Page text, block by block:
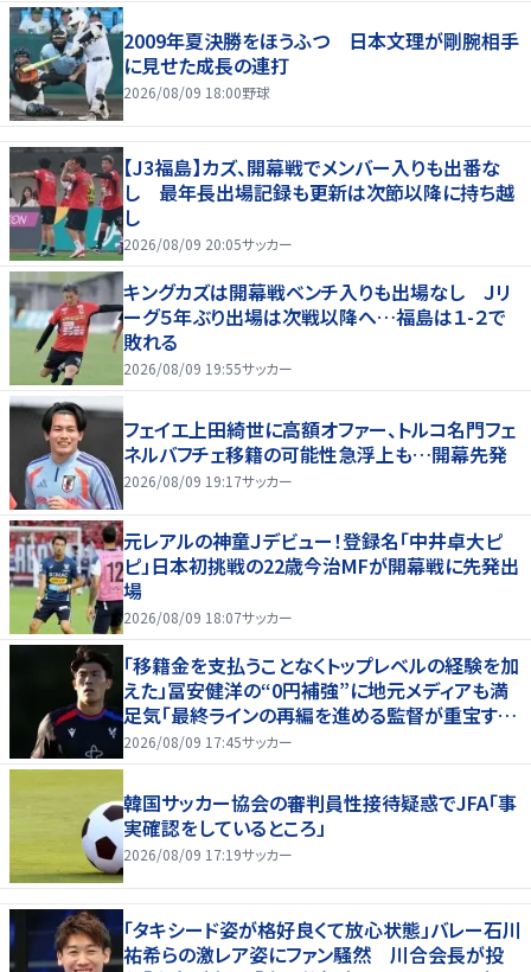
2009年夏決勝をほうふつ 日本文理が剛腕相手
に見せた成長の連打
2026/08/09 18:00野球
【J3福島】カズ、開幕戦でメンバー入りも出番な
し 最年長出場記録も更新は次節以降に持ち越
し
2026/08/09 20:05サッカー
キングカズは開幕戦ベンチ入りも出場なし Ｊリ
ーグ５年ぶり出場は次戦以降へ…福島は１-２で
敗れる
2026/08/09 19:55サッカー
フェイエ上田綺世に高額オファー、トルコ名門フェ
ネルバフチェ移籍の可能性急浮上も…開幕先発
2026/08/09 19:17サッカー
元レアルの神童Ｊデビュー！登録名「中井卓大ピ
ピ」日本初挑戦の22歳今治MFが開幕戦に先発出
場
2026/08/09 18:07サッカー
「移籍金を支払うことなくトップレベルの経験を加
えた」冨安健洋の“0円補強”に地元メディアも満
足気「最終ラインの再編を進める監督が重宝する
柔軟性を備えている」
2026/08/09 17:45サッカー
韓国サッカー協会の審判員性接待疑惑でJFA「事
実確認をしているところ」
2026/08/09 17:19サッカー
「タキシード姿が格好良くて放心状態」バレー石川
祐希らの激レア姿にファン騒然 川合会長が投